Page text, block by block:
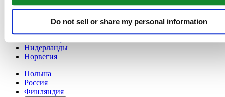
Do not sell or share my personal information
简体中文
Люксембург
Нидерланды
Норвегия
Польша
Россия
Финляндия